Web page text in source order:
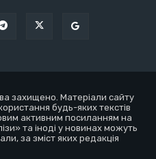
захищено. Матеріали сайту
будь-яких текстів
активним посиланням на
та іноді у новинах можуть
за зміст яких редакція